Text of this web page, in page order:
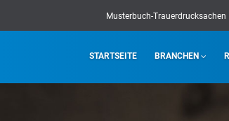
Musterbuch-Trauerdrucksachen
STARTSEITE BRANCHEN